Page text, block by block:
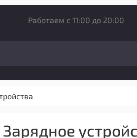
Работаем с 11:00 до 20:00
Зарядное